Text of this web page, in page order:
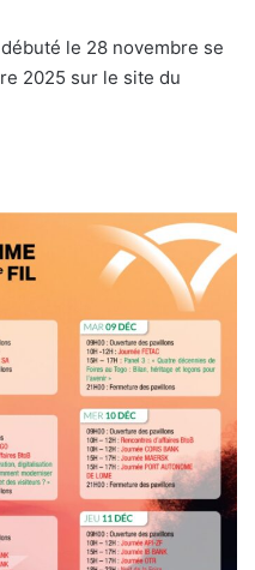
le 28 novembre se
2025 sur le site du